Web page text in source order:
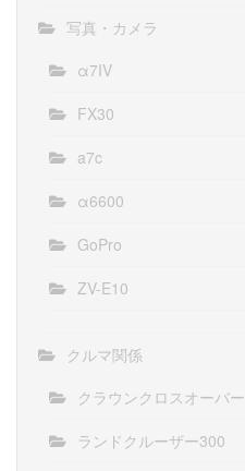
写真・カメラ
α7IV
FX30
a7c
α6600
GoPro
ZV-E10
クルマ関係
クラウンクロスオーバー
ランドクルーザー300